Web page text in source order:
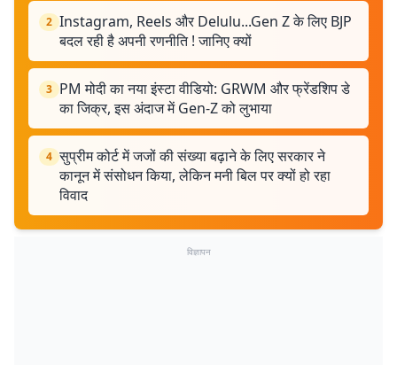
2 Instagram, Reels और Delulu...Gen Z के लिए BJP
बदल रही है अपनी रणनीति ! जानिए क्यों
3 PM मोदी का नया इंस्टा वीडियो: GRWM और फ्रेंडशिप डे
का जिक्र, इस अंदाज में Gen-Z को लुभाया
4 सुप्रीम कोर्ट में जजों की संख्या बढ़ाने के लिए सरकार ने
कानून में संसोधन किया, लेकिन मनी बिल पर क्यों हो रहा
विवाद
विज्ञापन